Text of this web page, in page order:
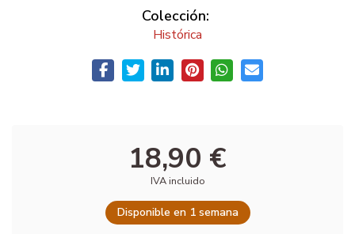
Colección:
Histórica
18,90 €
IVA incluido
Disponible en 1 semana